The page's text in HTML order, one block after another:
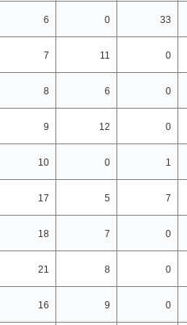
6 0 33
7 11 0
8 6 0
9 12 0
10 0 1
17 5 7
18 7 0
21 8 0
16 9 0